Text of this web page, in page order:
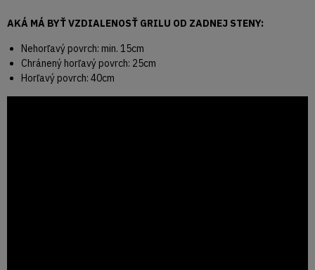
AKÁ MÁ BYŤ VZDIALENOSŤ GRILU OD ZADNEJ STENY:
Nehorľavý povrch: min. 15cm
Chránený horľavý povrch: 25cm
Horľavý povrch: 40cm